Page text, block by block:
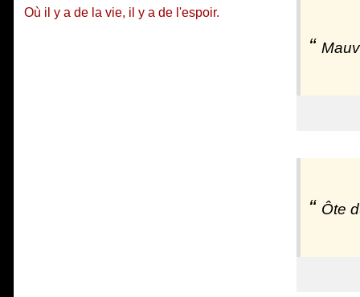
Ôte
Où il y a de la vie, il y a de l'espoir.